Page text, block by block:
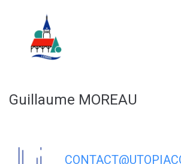
Guillaume MOREAU